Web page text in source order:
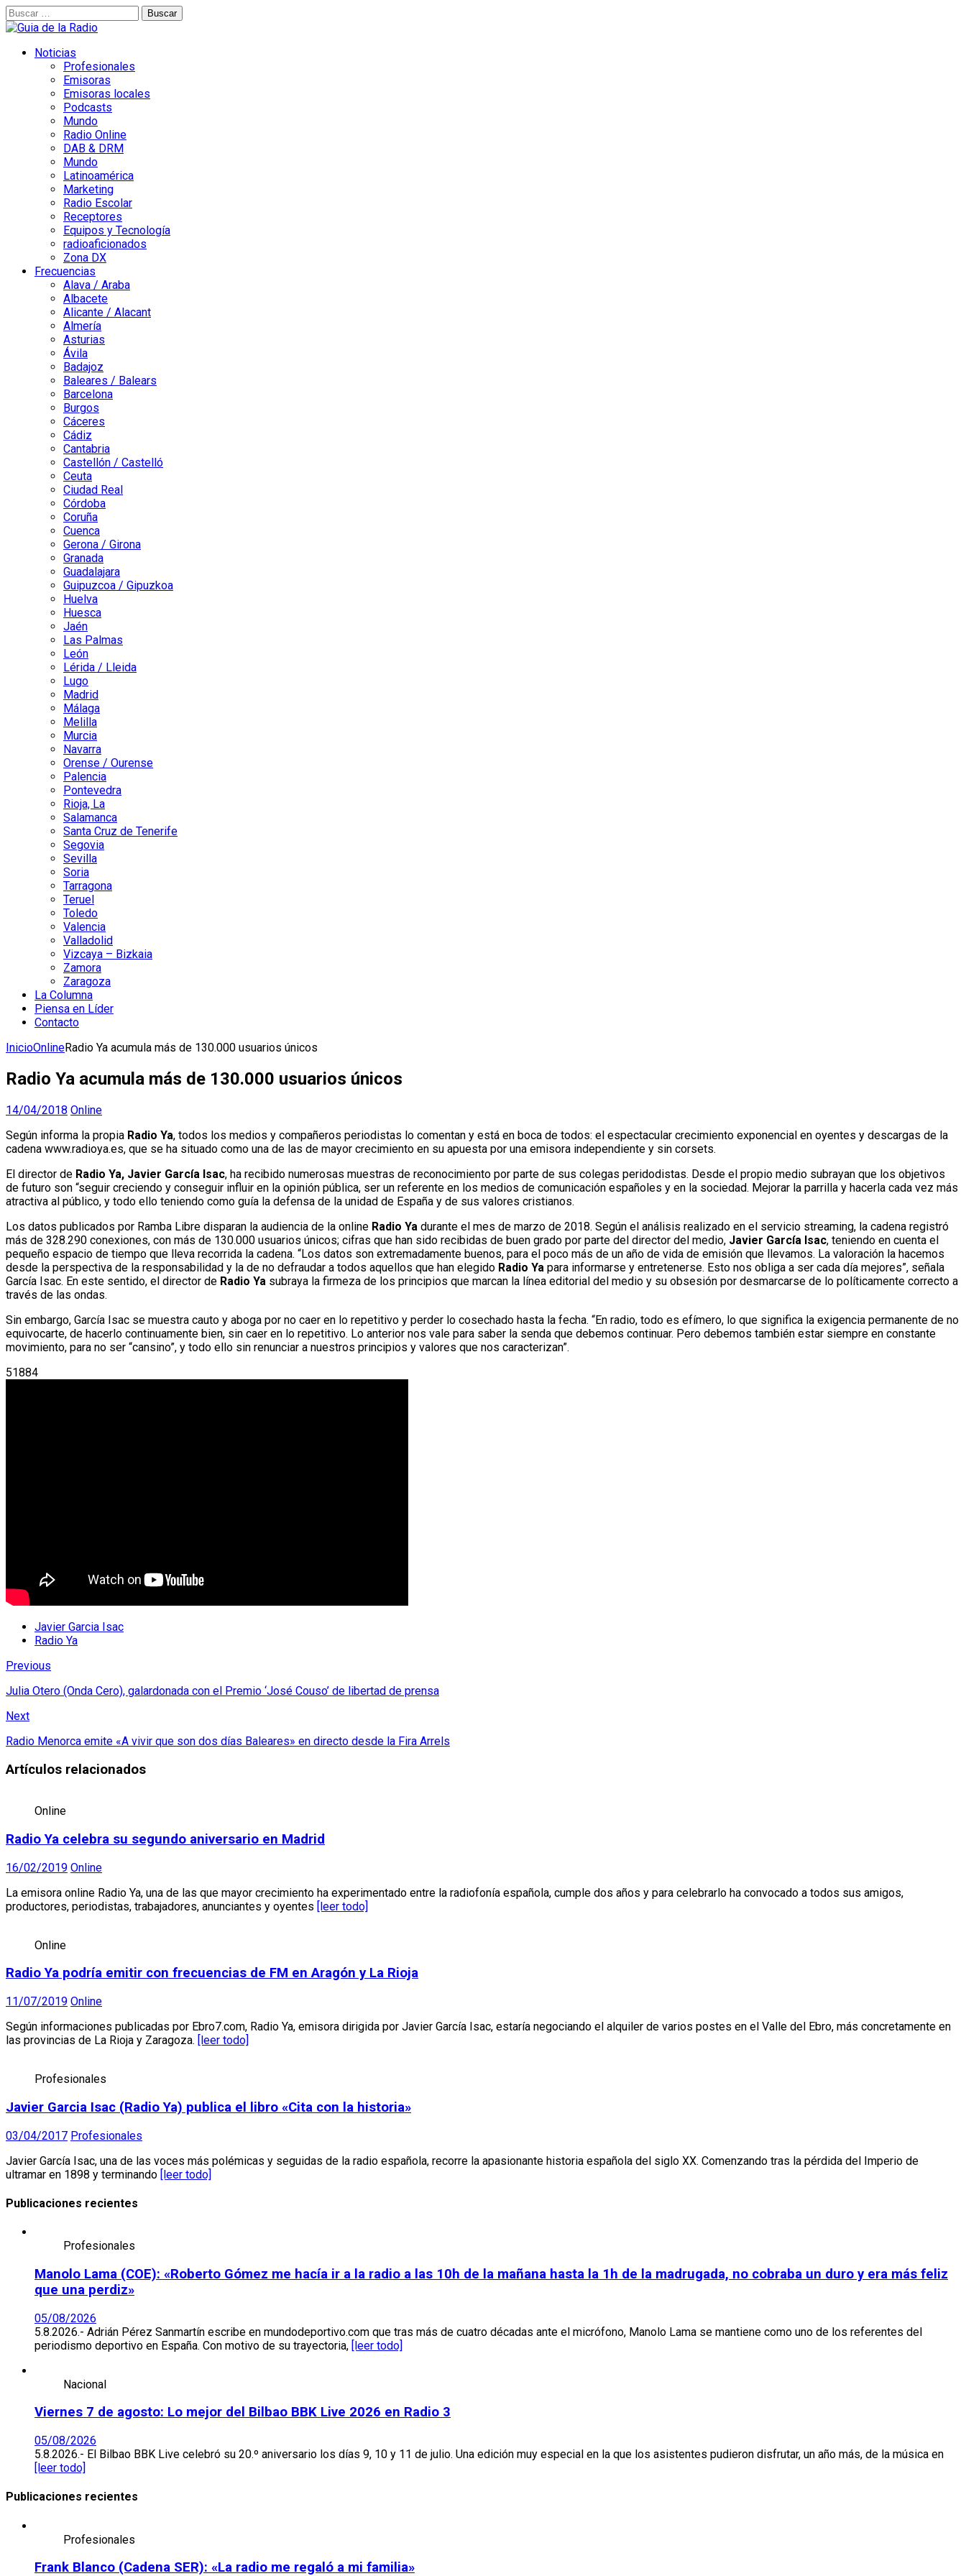
Buscar:
Noticias
Profesionales
Emisoras
Emisoras locales
Podcasts
Mundo
Radio Online
DAB & DRM
Mundo
Latinoamérica
Marketing
Radio Escolar
Receptores
Equipos y Tecnología
radioaficionados
Zona DX
Frecuencias
Alava / Araba
Albacete
Alicante / Alacant
Almería
Asturias
Ávila
Badajoz
Baleares / Balears
Barcelona
Burgos
Cáceres
Cádiz
Cantabria
Castellón / Castelló
Ceuta
Ciudad Real
Córdoba
Coruña
Cuenca
Gerona / Girona
Granada
Guadalajara
Guipuzcoa / Gipuzkoa
Huelva
Huesca
Jaén
Las Palmas
León
Lérida / Lleida
Lugo
Madrid
Málaga
Melilla
Murcia
Navarra
Orense / Ourense
Palencia
Pontevedra
Rioja, La
Salamanca
Santa Cruz de Tenerife
Segovia
Sevilla
Soria
Tarragona
Teruel
Toledo
Valencia
Valladolid
Vizcaya – Bizkaia
Zamora
Zaragoza
La Columna
Piensa en Líder
Contacto
InicioOnlineRadio Ya acumula más de 130.000 usuarios únicos
Radio Ya acumula más de 130.000 usuarios únicos
14/04/2018 Online
Según informa la propia Radio Ya, todos los medios y compañeros periodistas lo comentan y está en boca de todos: el espectacular crecimiento exponencial en oyentes y descargas de la
cadena www.radioya.es, que se ha situado como una de las de mayor crecimiento en su apuesta por una emisora independiente y sin corsets.
El director de Radio Ya, Javier García Isac, ha recibido numerosas muestras de reconocimiento por parte de sus colegas peridodistas. Desde el propio medio subrayan que los objetivos
de futuro son “seguir creciendo y conseguir influir en la opinión pública, ser un referente en los medios de comunicación españoles y en la sociedad. Mejorar la parrilla y hacerla cada vez más
atractiva al público, y todo ello teniendo como guía la defensa de la unidad de España y de sus valores cristianos.
Los datos publicados por Ramba Libre disparan la audiencia de la online Radio Ya durante el mes de marzo de 2018. Según el análisis realizado en el servicio streaming, la cadena registró
más de 328.290 conexiones, con más de 130.000 usuarios únicos; cifras que han sido recibidas de buen grado por parte del director del medio, Javier García Isac, teniendo en cuenta el
pequeño espacio de tiempo que lleva recorrida la cadena. “Los datos son extremadamente buenos, para el poco más de un año de vida de emisión que llevamos. La valoración la hacemos
desde la perspectiva de la responsabilidad y la de no defraudar a todos aquellos que han elegido Radio Ya para informarse y entretenerse. Esto nos obliga a ser cada día mejores”, señala
García Isac. En este sentido, el director de Radio Ya subraya la firmeza de los principios que marcan la línea editorial del medio y su obsesión por desmarcarse de lo políticamente correcto a
través de las ondas.
Sin embargo, García Isac se muestra cauto y aboga por no caer en lo repetitivo y perder lo cosechado hasta la fecha. “En radio, todo es efímero, lo que significa la exigencia permanente de no
equivocarte, de hacerlo continuamente bien, sin caer en lo repetitivo. Lo anterior nos vale para saber la senda que debemos continuar. Pero debemos también estar siempre en constante
movimiento, para no ser “cansino”, y todo ello sin renunciar a nuestros principios y valores que nos caracterizan”.
51884
Javier Garcia Isac
Radio Ya
Previous
Julia Otero (Onda Cero), galardonada con el Premio ‘José Couso’ de libertad de prensa
Next
Radio Menorca emite «A vivir que son dos días Baleares» en directo desde la Fira Arrels
Artículos relacionados
Online
Radio Ya celebra su segundo aniversario en Madrid
16/02/2019 Online
La emisora online Radio Ya, una de las que mayor crecimiento ha experimentado entre la radiofonía española, cumple dos años y para celebrarlo ha convocado a todos sus amigos,
productores, periodistas, trabajadores, anunciantes y oyentes [leer todo]
Online
Radio Ya podría emitir con frecuencias de FM en Aragón y La Rioja
11/07/2019 Online
Según informaciones publicadas por Ebro7.com, Radio Ya, emisora dirigida por Javier García Isac, estaría negociando el alquiler de varios postes en el Valle del Ebro, más concretamente en
las provincias de La Rioja y Zaragoza. [leer todo]
Profesionales
Javier Garcia Isac (Radio Ya) publica el libro «Cita con la historia»
03/04/2017 Profesionales
Javier García Isac, una de las voces más polémicas y seguidas de la radio española, recorre la apasionante historia española del siglo XX. Comenzando tras la pérdida del Imperio de
ultramar en 1898 y terminando [leer todo]
Publicaciones recientes
Profesionales
Manolo Lama (COE): «Roberto Gómez me hacía ir a la radio a las 10h de la mañana hasta la 1h de la madrugada, no cobraba un duro y era más feliz
que una perdiz»
05/08/2026
5.8.2026.- Adrián Pérez Sanmartín escribe en mundodeportivo.com que tras más de cuatro décadas ante el micrófono, Manolo Lama se mantiene como uno de los referentes del
periodismo deportivo en España. Con motivo de su trayectoria, [leer todo]
Nacional
Viernes 7 de agosto: Lo mejor del Bilbao BBK Live 2026 en Radio 3
05/08/2026
5.8.2026.- El Bilbao BBK Live celebró su 20.º aniversario los días 9, 10 y 11 de julio. Una edición muy especial en la que los asistentes pudieron disfrutar, un año más, de la música en
[leer todo]
Publicaciones recientes
Profesionales
Frank Blanco (Cadena SER): «La radio me regaló a mi familia»